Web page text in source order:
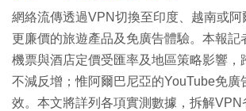
網絡流傳透過VPN切換至印度、越南或
更廉價的旅遊產品及免廣告體驗。本報記
機票與酒店定價受匯率及地區策略影響，
不減反增；惟阿爾巴尼亞的YouTube免廣
效。本文將詳列各項實測數據，拆解VPN